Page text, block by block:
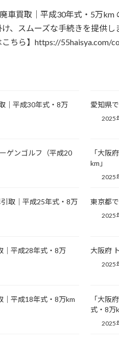
車買取｜平成30年式・5万
、スムーズな手続きを提供
ちら】https://55haisya.com/
｜平成30年式・8万
愛知県
2025
ゲンゴルフ（平成20
「大阪
km」
2025
引取｜平成25年式・8万
東京都
2025
｜平成28年式・8万
大阪府
2025
｜平成18年式・8万km
「大阪
式・8万
2025